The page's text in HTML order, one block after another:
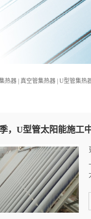
热器 | 真空管集热器 | U型管集热
，U型管太阳能施工